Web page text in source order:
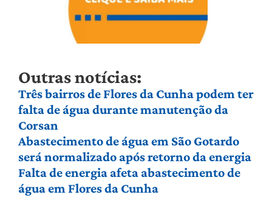
Outras notícias:
Três bairros de Flores da Cunha podem ter
falta de água durante manutenção da
Corsan
Abastecimento de água em São Gotardo
será normalizado após retorno da energia
Falta de energia afeta abastecimento de
água em Flores da Cunha